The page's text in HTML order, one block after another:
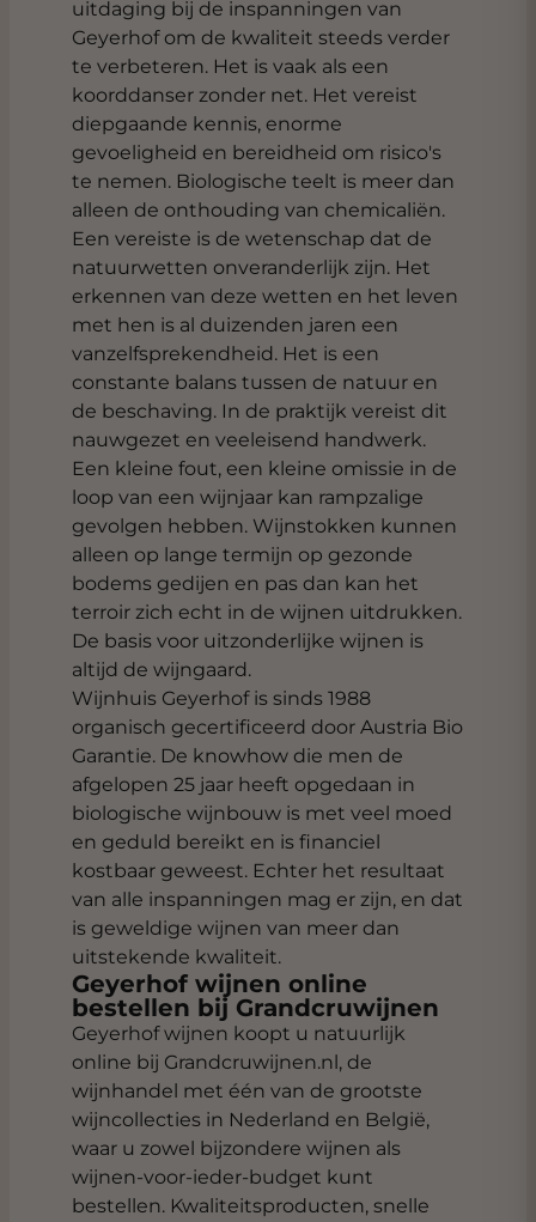
uitdaging bij de inspanningen van
Geyerhof om de kwaliteit steeds verder
te verbeteren. Het is vaak als een
koorddanser zonder net. Het vereist
diepgaande kennis, enorme
gevoeligheid en bereidheid om risico's
te nemen. Biologische teelt is meer dan
alleen de onthouding van chemicaliën.
Een vereiste is de wetenschap dat de
natuurwetten onveranderlijk zijn. Het
erkennen van deze wetten en het leven
met hen is al duizenden jaren een
vanzelfsprekendheid. Het is een
constante balans tussen de natuur en
de beschaving. In de praktijk vereist dit
nauwgezet en veeleisend handwerk.
Een kleine fout, een kleine omissie in de
loop van een wijnjaar kan rampzalige
gevolgen hebben. Wijnstokken kunnen
alleen op lange termijn op gezonde
bodems gedijen en pas dan kan het
terroir zich echt in de wijnen uitdrukken.
De basis voor uitzonderlijke wijnen is
altijd de wijngaard.
Wijnhuis Geyerhof is sinds 1988
organisch gecertificeerd door Austria Bio
Garantie. De knowhow die men de
afgelopen 25 jaar heeft opgedaan in
biologische wijnbouw is met veel moed
en geduld bereikt en is financiel
kostbaar geweest. Echter het resultaat
van alle inspanningen mag er zijn, en dat
is geweldige wijnen van meer dan
uitstekende kwaliteit.
Geyerhof wijnen online
bestellen bij Grandcruwijnen
Geyerhof wijnen koopt u natuurlijk
online bij Grandcruwijnen.nl, de
wijnhandel met één van de grootste
wijncollecties in Nederland en België,
waar u zowel bijzondere wijnen als
wijnen-voor-ieder-budget kunt
bestellen. Kwaliteitsproducten, snelle